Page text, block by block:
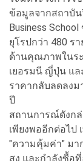
ข้อมูลจากสถาบัน
Business
ยุโรปกว่า 480 ร
ด้านคุณภาพในร
เยอรมนี ญี่ปุ่น แ
ราคากลับลดลงม
ปี
สถานการณ์ดังกล่
เพียงพออีกต่อไป
"ความคุ้มค่า" มา
สูง และกำลังซื้อ